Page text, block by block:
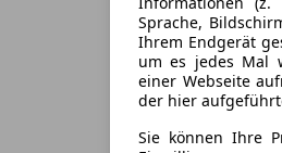
Sprache,
Ihrem Endgerät
um es jedes Mal
einer Webseite
der hier
Sie können Ihre